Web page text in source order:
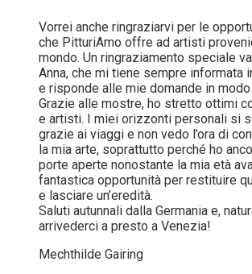
Vorrei anche ringraziarvi per le
che PitturiAmo offre ad artisti
mondo. Un ringraziamento speciale
Anna, che mi tiene sempre informata
e risponde alle mie domande in
Grazie alle mostre, ho stretto ottimi
e artisti. I miei orizzonti personali si
grazie ai viaggi e non vedo l’ora di
la mia arte, soprattutto perché ho
porte aperte nonostante la mia età
fantastica opportunità per restituire
e lasciare un’eredità.
Saluti autunnali dalla Germania e,
arrivederci a presto a Venezia!
Mechthilde Gairing